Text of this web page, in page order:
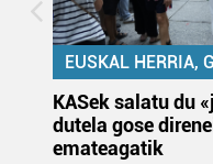
EUSKAL HERRIA,
KASek salatu du
dutela gose
emateagatik